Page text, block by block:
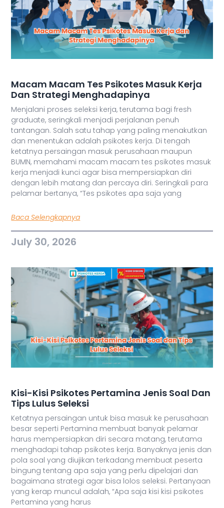
Macam Macam Tes Psikotes Masuk Kerja
Dan Strategi Menghadapinya
Menjalani proses seleksi kerja, terutama bagi fresh
graduate, seringkali menjadi perjalanan penuh
tantangan. Salah satu tahap yang paling menakutkan
dan menentukan adalah psikotes kerja. Di tengah
ketatnya persaingan masuk perusahaan maupun
BUMN, memahami macam macam tes psikotes masuk
kerja menjadi kunci agar bisa mempersiapkan diri
dengan lebih matang dan percaya diri. Seringkali para
pelamar bertanya, “Tes psikotes apa saja yang
Baca Selengkapnya
July 30, 2026
Kisi-Kisi Psikotes Pertamina Jenis Soal Dan
Tips Lulus Seleksi
Ketatnya persaingan untuk bisa masuk ke perusahaan
besar seperti Pertamina membuat banyak pelamar
harus mempersiapkan diri secara matang, terutama
menghadapi tahap psikotes kerja. Banyaknya jenis dan
pola soal yang diujikan terkadang membuat peserta
bingung tentang apa saja yang perlu dipelajari dan
bagaimana strategi agar bisa lolos seleksi. Pertanyaan
yang kerap muncul adalah, “Apa saja kisi kisi psikotes
Pertamina yang harus